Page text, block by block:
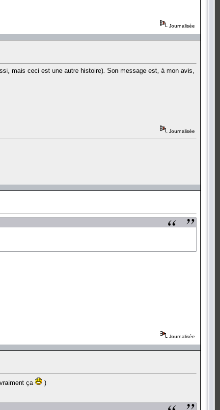
Journalisée
mais ceci est une autre histoire). Son message est, à mon avis,
Journalisée
Journalisée
ça
)